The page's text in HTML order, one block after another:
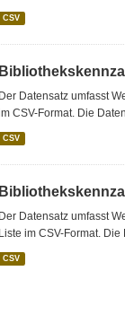
CSV
Der Datensatz umfasst
CSV-Format. Die
CSV
Der Datensatz umfasst
Liste im CSV-Format.
CSV